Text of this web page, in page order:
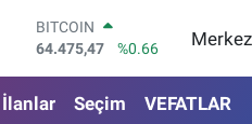
DOLAR
47,5971
%0.05
55,1336
%0.18
STERLİN
Merkez
Seçim VEFATLAR